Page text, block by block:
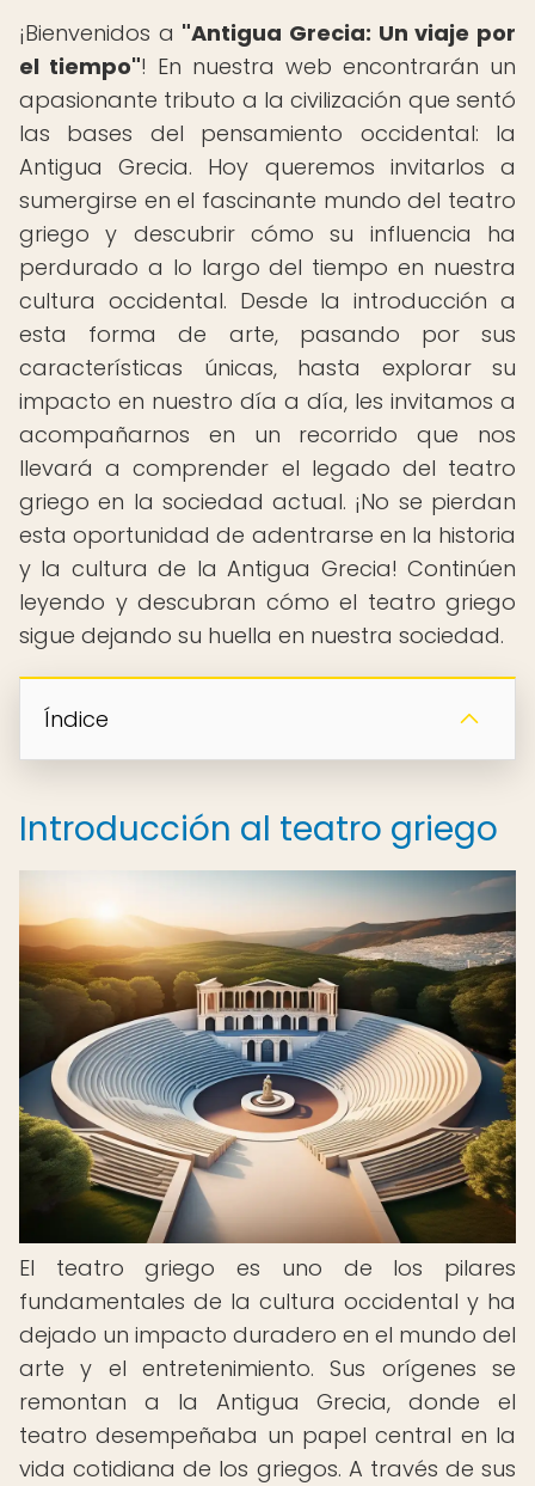
¡Bienvenidos a "Antigua Grecia: Un viaje por
el tiempo"! En nuestra web encontrarán un
apasionante tributo a la civilización que sentó
las bases del pensamiento occidental: la
Antigua Grecia. Hoy queremos invitarlos a
sumergirse en el fascinante mundo del teatro
griego y descubrir cómo su influencia ha
perdurado a lo largo del tiempo en nuestra
cultura occidental. Desde la introducción a
esta forma de arte, pasando por sus
características únicas, hasta explorar su
impacto en nuestro día a día, les invitamos a
acompañarnos en un recorrido que nos
llevará a comprender el legado del teatro
griego en la sociedad actual. ¡No se pierdan
esta oportunidad de adentrarse en la historia
y la cultura de la Antigua Grecia! Continúen
leyendo y descubran cómo el teatro griego
sigue dejando su huella en nuestra sociedad.
Índice
Introducción al teatro griego
El teatro griego es uno de los pilares
fundamentales de la cultura occidental y ha
dejado un impacto duradero en el mundo del
arte y el entretenimiento. Sus orígenes se
remontan a la Antigua Grecia, donde el
teatro desempeñaba un papel central en la
vida cotidiana de los griegos. A través de sus